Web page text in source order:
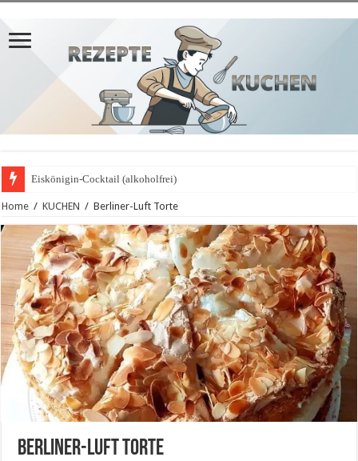
Eiskönigin-Cocktail (alkoholfrei)
Home / KUCHEN / Berliner-Luft Torte
Berliner-Luft Torte